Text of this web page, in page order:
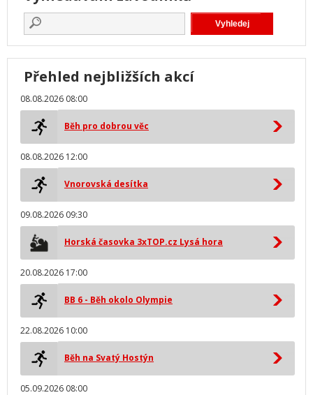
Přehled nejbližších akcí
08.08.2026 08:00
Běh pro dobrou věc
08.08.2026 12:00
Vnorovská desítka
09.08.2026 09:30
Horská časovka 3xTOP.cz Lysá hora
20.08.2026 17:00
BB 6 - Běh okolo Olympie
22.08.2026 10:00
Běh na Svatý Hostýn
05.09.2026 08:00